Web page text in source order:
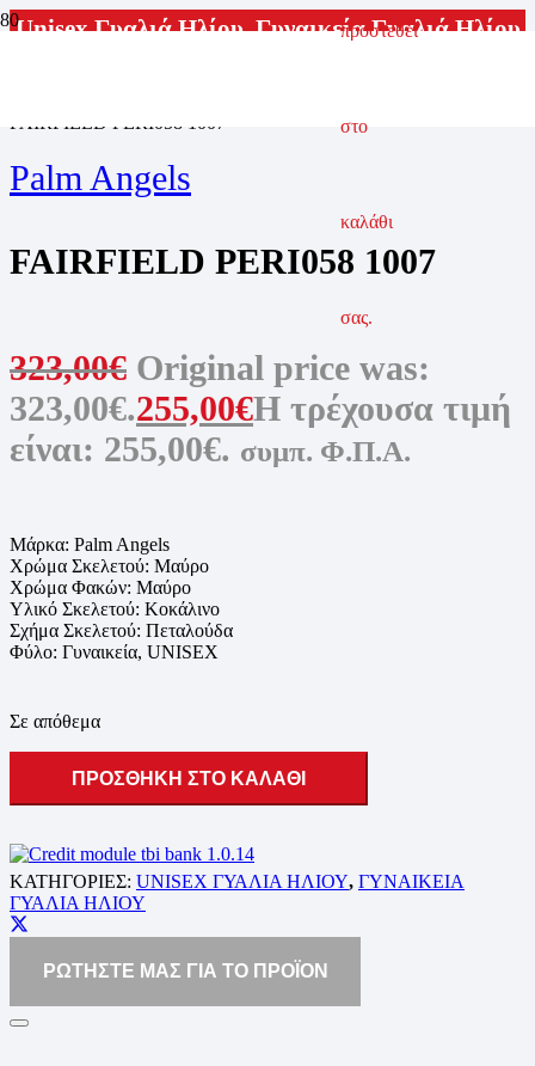
προστεθεί
στο
καλάθι
σας.
Unisex Γυαλιά Ηλίου,Γυναικεία Γυαλιά Ηλίου
FAIRFIELD PERI058 1007
Palm Angels
FAIRFIELD PERI058 1007
323,00€ Original price was:
323,00€.255,00€Η τρέχουσα τιμή
είναι: 255,00€. συμπ. Φ.Π.Α.
Μάρκα: Palm Angels
Χρώμα Σκελετού: Μαύρο
Χρώμα Φακών: Μαύρο
Υλικό Σκελετού: Κοκάλινο
Σχήμα Σκελετού: Πεταλούδα
Φύλο: Γυναικεία, UNISEX
Σε απόθεμα
ΠΡΟΣΘΗΚΗ ΣΤΟ ΚΑΛΑΘΙ
ΚΑΤΗΓΟΡΙΕΣ: UNISEX ΓΥΑΛΙΑ ΗΛΙΟΥ, ΓΥΝΑΙΚΕΙΑ
ΓΥΑΛΙΑ ΗΛΙΟΥ
ΡΩΤΗΣΤΕ ΜΑΣ ΓΙΑ ΤΟ ΠΡΟΪΟΝ